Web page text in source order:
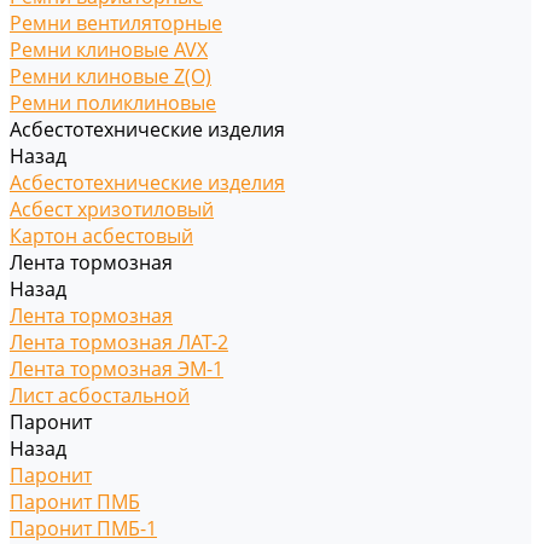
Ремни вентиляторные
Ремни клиновые AVX
Ремни клиновые Z(O)
Ремни поликлиновые
Асбестотехнические изделия
Назад
Асбестотехнические изделия
Асбест хризотиловый
Картон асбестовый
Лента тормозная
Назад
Лента тормозная
Лента тормозная ЛАТ-2
Лента тормозная ЭМ-1
Лист асбостальной
Паронит
Назад
Паронит
Паронит ПМБ
Паронит ПМБ-1